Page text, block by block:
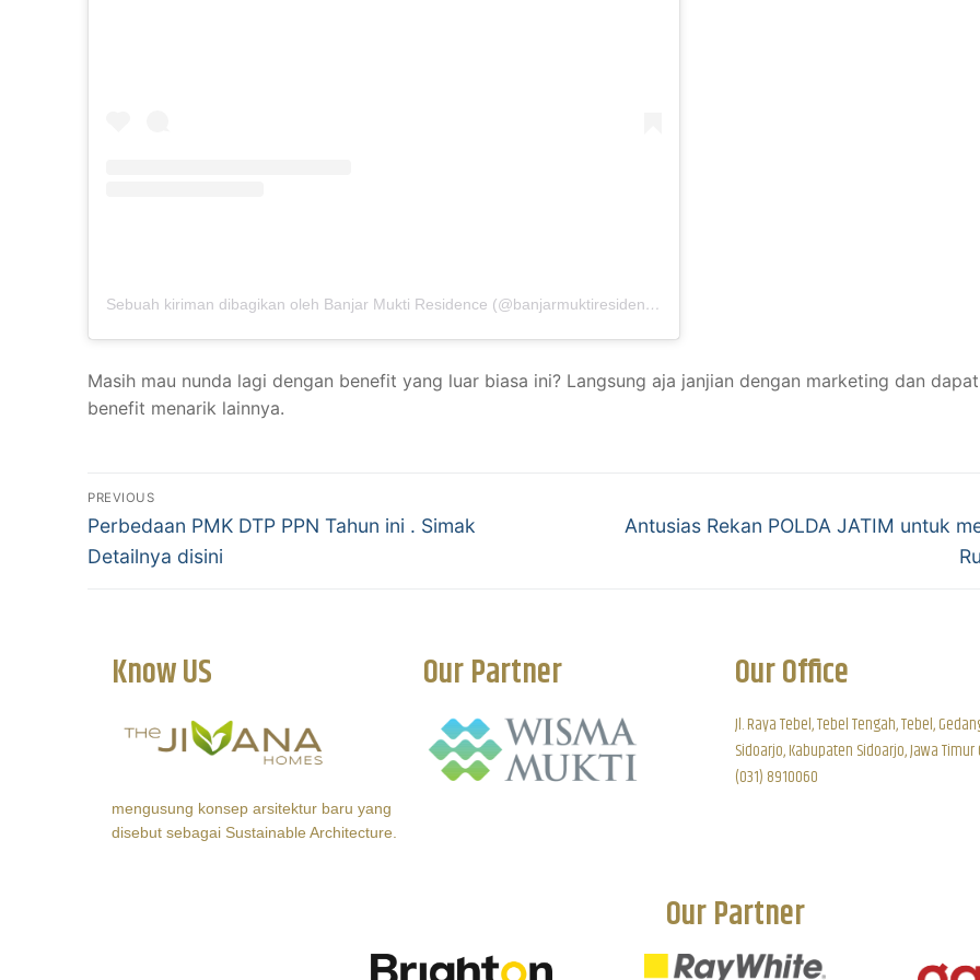
Sebuah kiriman dibagikan oleh Banjar Mukti Residence (@banjarmuktiresidence.official)
Masih mau nunda lagi dengan benefit yang luar biasa ini? Langsung aja janjian dengan marketing dan
benefit menarik lainnya.
PREVIOUS
Perbedaan PMK DTP PPN Tahun ini . Simak
Detailnya disini
Antusias Rekan POLDA JATIM untuk
Know US
mengusung konsep arsitektur baru yang
disebut sebagai Sustainable Architecture.
Our Partner Our Office
Jl. Raya Tebel, Tebel Tengah, Tebel,
Sidoarjo, Kabupaten Sidoarjo, Jawa Timur
(031) 8910060
Our Partner